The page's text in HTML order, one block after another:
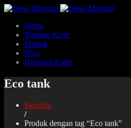
Home
Tentang Kami
Produk
Blog
Hubungi Kami
Eco tank
Beranda
/
Produk dengan tag “Eco tank”